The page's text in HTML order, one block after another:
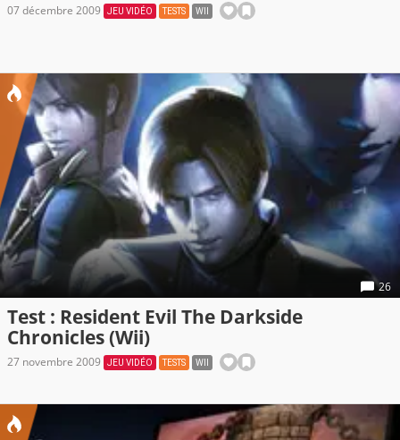
07 décembre 2009 JEU VIDÉO TESTS WII
26
Test : Resident Evil The Darkside
Chronicles (Wii)
27 novembre 2009 JEU VIDÉO TESTS WII